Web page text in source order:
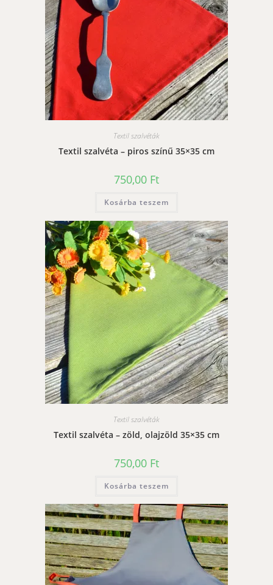
Textil szalvéták
Textil szalvéta – piros színű 35×35 cm
750,00 Ft
Kosárba teszem
Textil szalvéták
Textil szalvéta – zöld, olajzöld 35×35 cm
750,00 Ft
Kosárba teszem